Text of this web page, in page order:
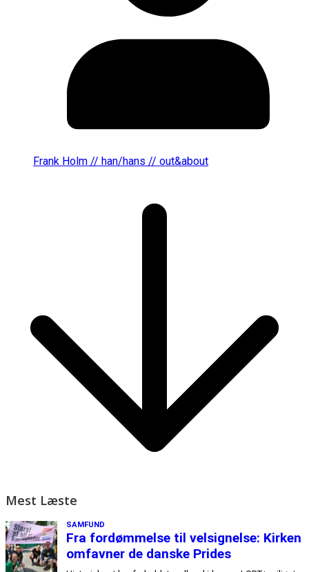
Frank Holm // han/hans // out&about
Mest Læste